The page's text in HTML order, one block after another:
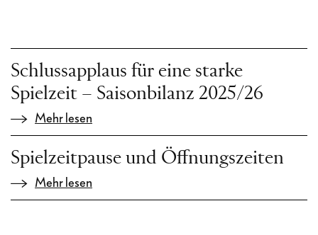
Schlussapplaus für eine starke
Spielzeit – Saisonbilanz 2025/26
Mehr lesen
Spielzeitpause und Öffnungszeiten
Mehr lesen